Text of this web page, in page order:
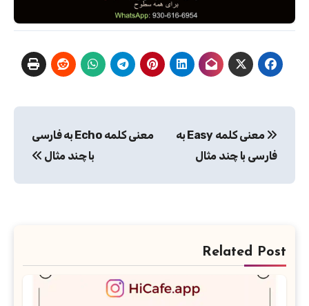
نوشته
معنی کلمه Easy به
فارسی با چند مثال
معنی کلمه Echo به فارسی
با چند مثال
Related Post